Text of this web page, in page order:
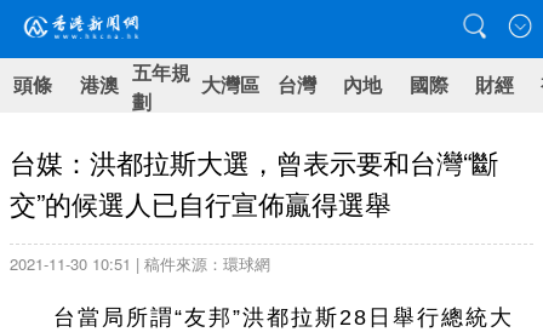
頭條 港澳 五年規
劃
大灣區 台灣 內地 國際 財經
台媒：洪都拉斯大選，曾表示要和台灣“斷
交”的候選人已自行宣佈贏得選舉
2021-11-30 10:51 | 稿件來源：環球網
台 當局所謂“友邦”洪都拉斯28日舉行總統大